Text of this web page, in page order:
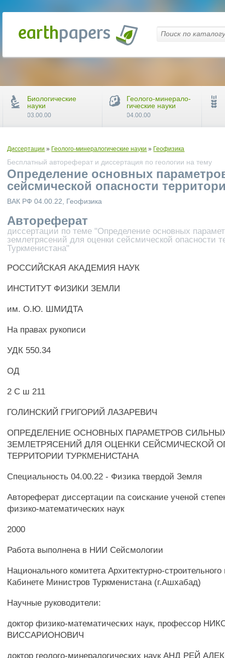
Диссертации » Геолого-минералогические науки » Геофизика
Бесплатный автореферат и диссертация по геологии на тему
Определение основных
сейсмической опасности
ВАК РФ 04.00.22, Геофизика
Автореферат
диссертации по теме "Определение основных
землетрясений для оценки сейсмической опасности
Туркменистана"
РОССИЙСКАЯ АКАДЕМИЯ НАУК
ИНСТИТУТ ФИЗИКИ ЗЕМЛИ
им. О.Ю. ШМИДТА
На правах рукописи
УДК 550.34
ОД
2 С ш 211
ГОЛИНСКИЙ ГРИГОРИЙ ЛАЗАРЕВИЧ
ОПРЕДЕЛЕНИЕ ОСНОВНЫХ ПАРАМЕТРОВ
ЗЕМЛЕТРЯСЕНИЙ ДЛЯ ОЦЕНКИ СЕЙСМИЧЕСКОЙ
ТЕРРИТОРИИ ТУРКМЕНИСТАНА
Специальность 04.00.22 - Физика твердой Земля
Автореферат диссертации па соискание ученой
физико-математических наук
2000
Работа выполнена в НИИ Сейсмологии
Национального комитета Архитектурно-строительного
Кабинете Министров Туркменистана (г.Ашхабад)
Научные руководители:
доктор физико-математических наук, профессор
ВИССАРИОНОВИЧ
доктор геолого-минералогических наук АНД РЕЙ
Биологические
науки
03.00.00
Геолого-минерало-
гические науки
04.00.00